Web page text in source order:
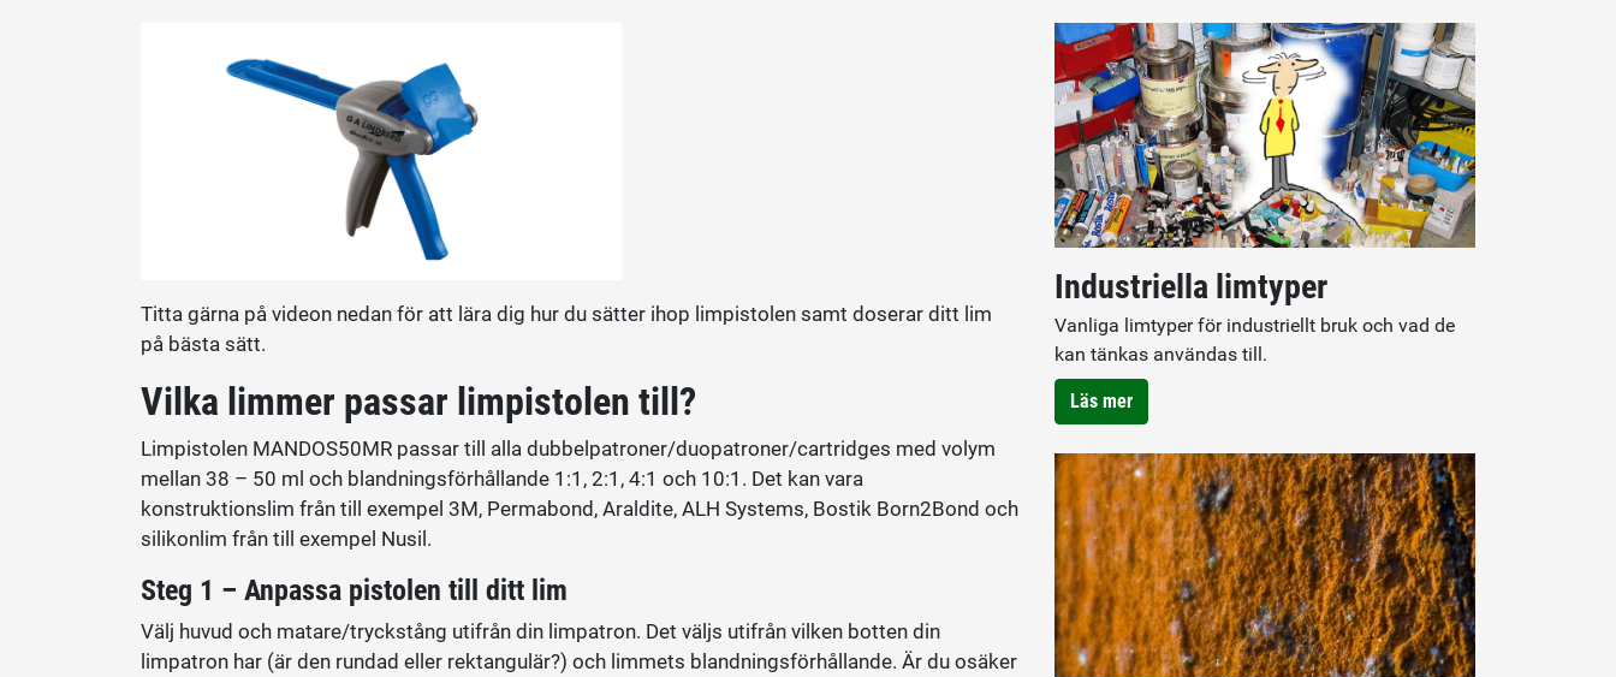
Titta gärna på videon nedan för att lära dig hur du sätter ihop limpistolen samt doserar ditt lim
på bästa sätt.
Vilka limmer passar limpistolen till?
Limpistolen MANDOS50MR passar till alla dubbelpatroner/duopatroner/cartridges med volym
mellan 38 – 50 ml och blandningsförhållande 1:1, 2:1, 4:1 och 10:1. Det kan vara
konstruktionslim från till exempel 3M, Permabond, Araldite, ALH Systems, Bostik Born2Bond och
silikonlim från till exempel Nusil.
Steg 1 – Anpassa pistolen till ditt lim
Välj huvud och matare/tryckstång utifrån din limpatron. Det väljs utifrån vilken botten din
limpatron har (är den rundad eller rektangulär?) och limmets blandningsförhållande. Är du osäker
Industriella limtyper
Vanliga limtyper för industriellt bruk och vad de
kan tänkas användas till.
Läs mer